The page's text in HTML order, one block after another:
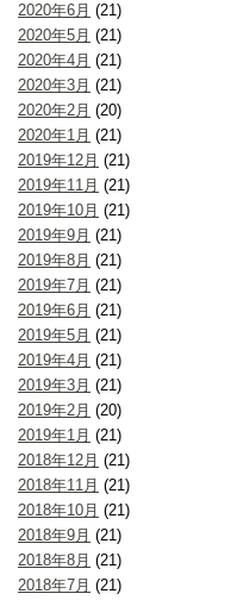
2020年6月 (21)
2020年5月 (21)
2020年4月 (21)
2020年3月 (21)
2020年2月 (20)
2020年1月 (21)
2019年12月 (21)
2019年11月 (21)
2019年10月 (21)
2019年9月 (21)
2019年8月 (21)
2019年7月 (21)
2019年6月 (21)
2019年5月 (21)
2019年4月 (21)
2019年3月 (21)
2019年2月 (20)
2019年1月 (21)
2018年12月 (21)
2018年11月 (21)
2018年10月 (21)
2018年9月 (21)
2018年8月 (21)
2018年7月 (21)